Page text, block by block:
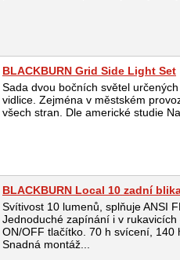
BLACKBURN Grid Side Light Set
Sada dvou bočních světel
vidlice. Zejména v městském
všech stran. Dle americké studie
BLACKBURN Local 10 zadní
Svítivost 10 lumenů, splňuje ANSI
Jednoduché zapínání i v
ON/OFF tlačítko. 70 h svícení, 140
Snadná montáž...